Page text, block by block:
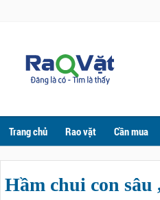
Trang chủ Rao vặt Cần mua
Hầm chui con sâu